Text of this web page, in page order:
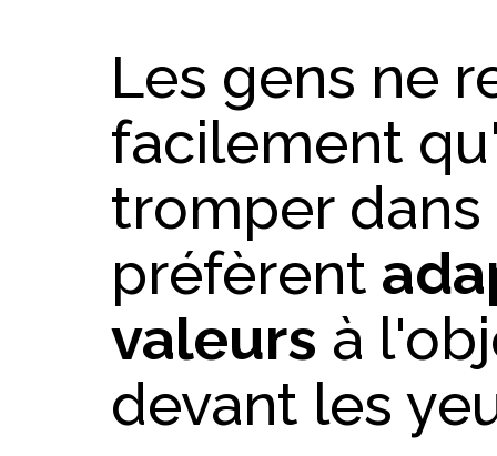
Les gens ne
facilement
tromper dans
préfèrent
valeurs à
devant les